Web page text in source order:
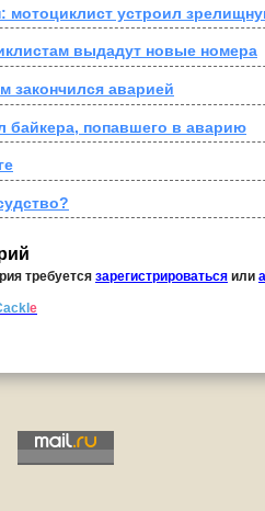
мотоциклист устроил
выдадут новые номера
закончился аварией
байкера, попавшего в аварию
требуется зарегистрироваться или
e